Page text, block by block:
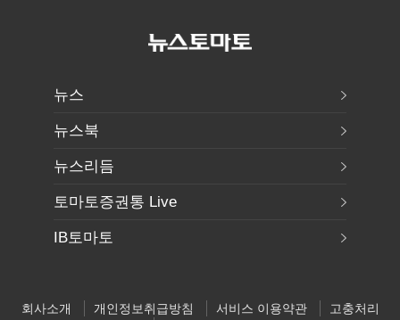
뉴스
뉴스북
뉴스리듬
토마토증권통 Live
IB토마토
회사소개 개인정보취급방침 서비스 이용약관
고충처리